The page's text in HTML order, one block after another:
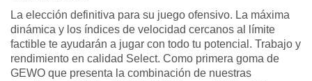
La elección definitiva para su juego ofensivo. La máxima
dinámica y los índices de velocidad cercanos al límite
factible te ayudarán a jugar con todo tu potencial. Trabajo y
rendimiento en calidad Select. Como primera goma de
GEWO que presenta la combinación de nuestras